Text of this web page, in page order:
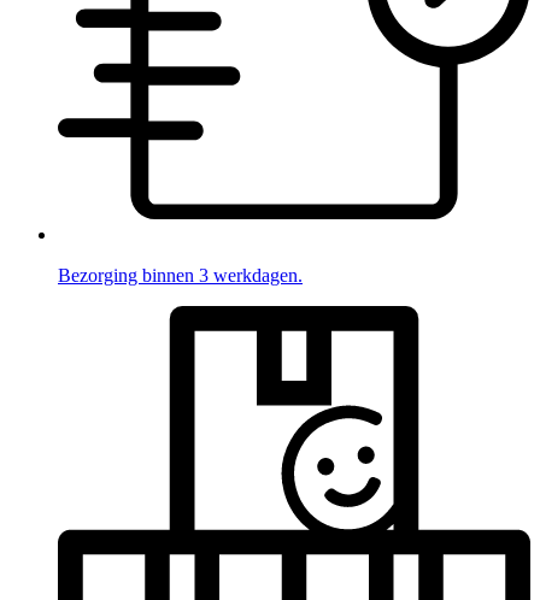
Bezorging binnen 3 werkdagen.